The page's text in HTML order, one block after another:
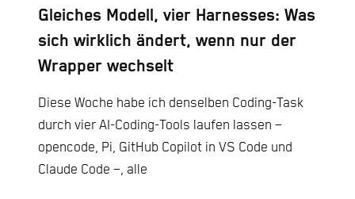
Gleiches Modell, vier Harnesses: Was
sich wirklich ändert, wenn nur der
Wrapper wechselt
Diese Woche habe ich denselben Coding-Task
durch vier AI-Coding-Tools laufen lassen –
opencode, Pi, GitHub Copilot in VS Code und
Claude Code –, alle